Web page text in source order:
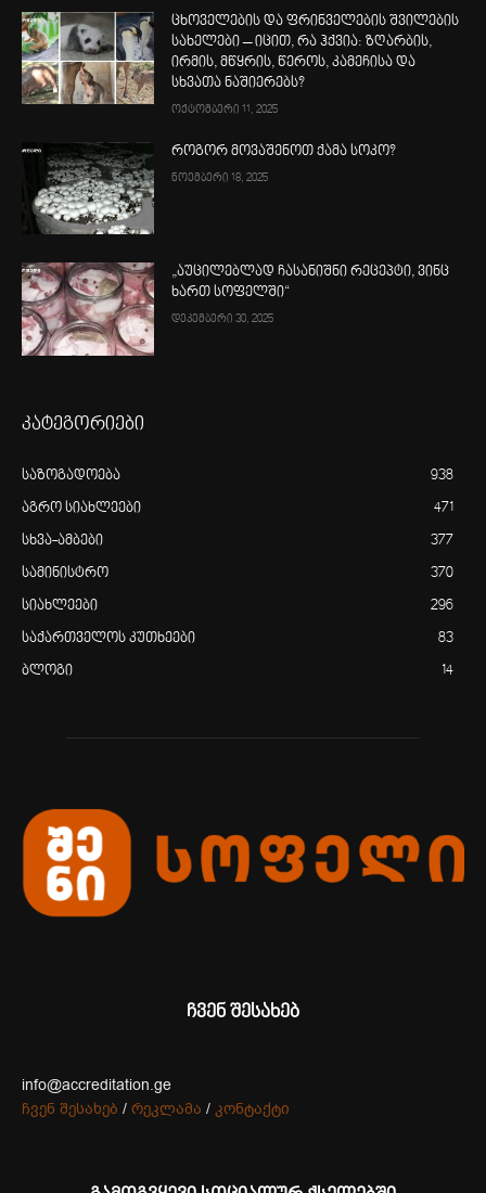
ცხოველების და ფრინველების შვილების
სახელები – იცით, რა ჰქვია: ზღარბის,
ირმის, მწყრის, წეროს, კამეჩისა და
სხვათა ნაშიერებს?
ოქტომბერი 11, 2025
როგორ მოვაშენოთ ქამა სოკო?
ნოემბერი 18, 2025
„აუცილებლად ჩასანიშნი რეცეპტი, ვინც
ხართ სოფელში“
დეკემბერი 30, 2025
კატეგორიები
საზოგადოება 938
აგრო სიახლეები 471
სხვა-ამბები 377
სამინისტრო 370
სიახლეები 296
საქართველოს კუთხეები 83
ბლოგი 14
ჩვენ შესახებ
info@accreditation.ge
ჩვენ შესახებ / რეკლამა / კონტაქტი